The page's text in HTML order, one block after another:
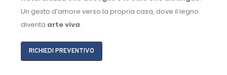
Un gesto d’amore verso la propria casa, dove il legno
diventa arte viva.
RICHIEDI PREVENTIVO